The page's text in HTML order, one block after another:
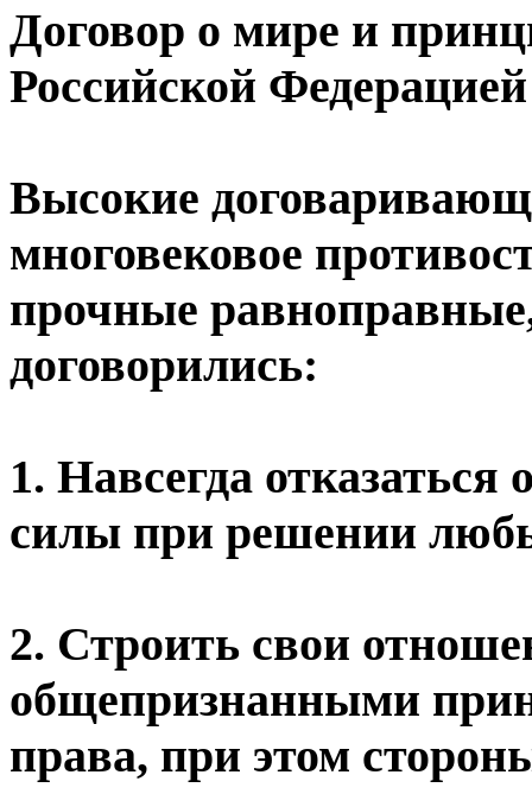
Договор о мире и
Российской
Высокие
многовековое
прочные
договорились:
1. Навсегда
силы при решении
2. Строить свои
общепризнанными
права, при этом